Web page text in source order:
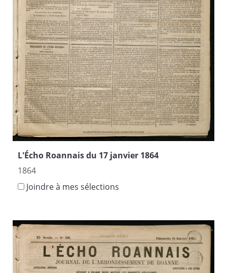
L'Écho Roannais du 17 janvier 1864
1864
Joindre à mes sélections